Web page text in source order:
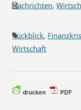
Nachrichten,
Rückblick,
Wirtschaft
drucken PDF